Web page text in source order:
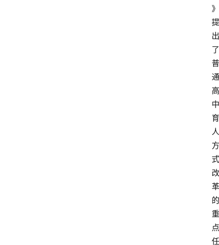
》
提
出
了
普
通
高
中
育
人
方
式
改
革
的
重
点
任